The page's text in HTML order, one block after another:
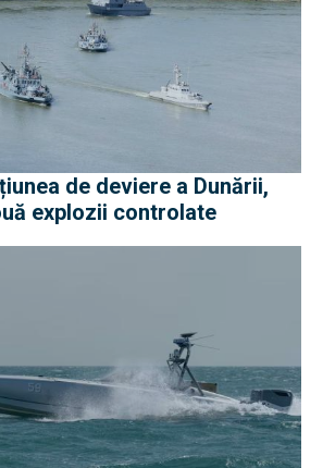
de deviere a Dunării,
explozii controlate